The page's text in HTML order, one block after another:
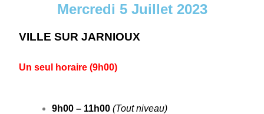
Mercredi 5 Juillet 2023
VILLE SUR JARNIOUX
Un seul horaire (9h00)
9h00 – 11h00(Tout niveau)